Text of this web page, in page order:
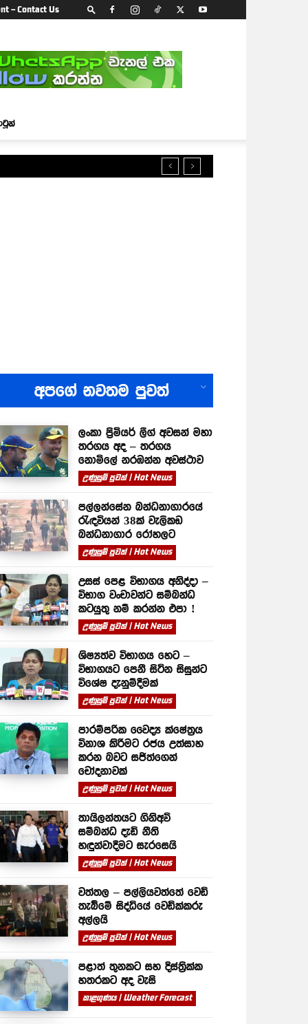
– Contact Us
අපගේ නවතම පුවත්
ලංකා ප්‍රිමියර් ලීග් අවසන් මහා
තරගය අද – තරගය
නොමිලේ නරඹන්න අවස්ථාව
උණුසුම් පුවත් | Hot News
පල්ලන්සේන බන්ධනාගාරයේ
රැඳවියන් 38ක් වැලිකඩ
බන්ධනාගාර රෝහලට
උණුසුම් පුවත් | Hot News
උසස් පෙළ විභාගය අනිද්දා –
විභාග වංචාවන්ට සම්බන්ධ
කටයුතු නම් කරන්න එපා !
උණුසුම් පුවත් | Hot News
ශිෂ්‍යත්ව විභාගය හෙට –
විභාගයට පෙනී සිටින සිසුන්ට
විශේෂ දැනුම්දීමක්
උණුසුම් පුවත් | Hot News
පාරම්පරික වෛද්‍ය ක්ෂේත්‍රය
විනාශ කිරීමට රජය උත්සාහ
කරන බවට සජිත්ගෙන්
චෝදනාවක්
උණුසුම් පුවත් | Hot News
තායිලන්තයට ගිනිඅවි
සම්බන්ධ දැඩි නීති
හඳුන්වාදීමට සැරසෙයි
උණුසුම් පුවත් | Hot News
වත්තල – පල්ලියවත්තේ වෙඩි
තැබීමේ සිද්ධියේ වෙඩික්කරු
අල්ලයි
උණුසුම් පුවත් | Hot News
පළාත් තුනකට සහ දිස්ත්‍රික්ක
හතරකට අද වැසි
කාළගුණය | Weather Forecast